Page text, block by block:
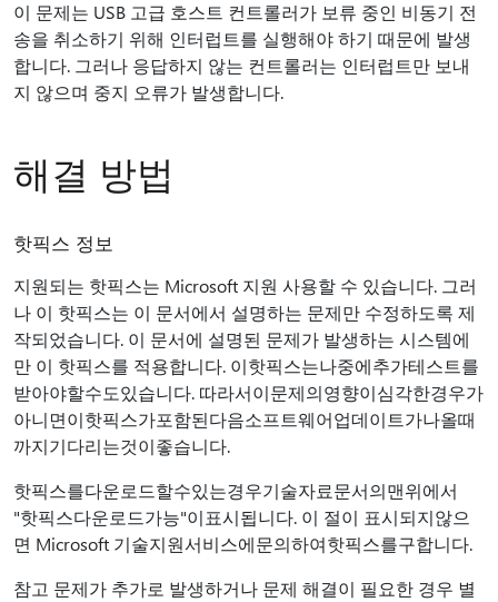
이 문제는 USB 고급 호스트 컨트롤러가 보류 중인 비동기 전
송을 취소하기 위해 인터럽트를 실행해야 하기 때문에 발생
합니다. 그러나 응답하지 않는 컨트롤러는 인터럽트만 보내
지 않으며 중지 오류가 발생합니다.
해결 방법
핫픽스 정보
지원되는 핫픽스는 Microsoft 지원 사용할 수 있습니다. 그러
나 이 핫픽스는 이 문서에서 설명하는 문제만 수정하도록 제
작되었습니다. 이 문서에 설명된 문제가 발생하는 시스템에
만 이 핫픽스를 적용합니다. 이핫픽스는나중에추가테스트를
받아야할수도있습니다. 따라서이문제의영향이심각한경우가
아니면이핫픽스가포함된다음소프트웨어업데이트가나올때
까지기다리는것이좋습니다.
핫픽스를다운로드할수있는경우기술자료문서의맨위에서
"핫픽스다운로드가능"이표시됩니다. 이 절이 표시되지않으
면 Microsoft 기술지원서비스에문의하여핫픽스를구합니다.
참고 문제가 추가로 발생하거나 문제 해결이 필요한 경우 별